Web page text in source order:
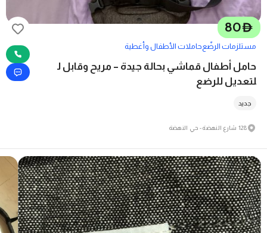
D
80
مستلزمات الرضّعحاملات الأطفال وأغطية
حامل أطفال قماشي بحالة جيدة – مريح وقابل ل
لتعديل للرضع
جديد
128 شارع النهضة - حي النهضة